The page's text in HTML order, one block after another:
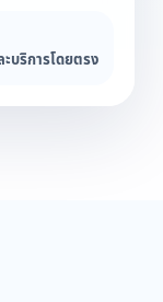
บริการโดยตรง